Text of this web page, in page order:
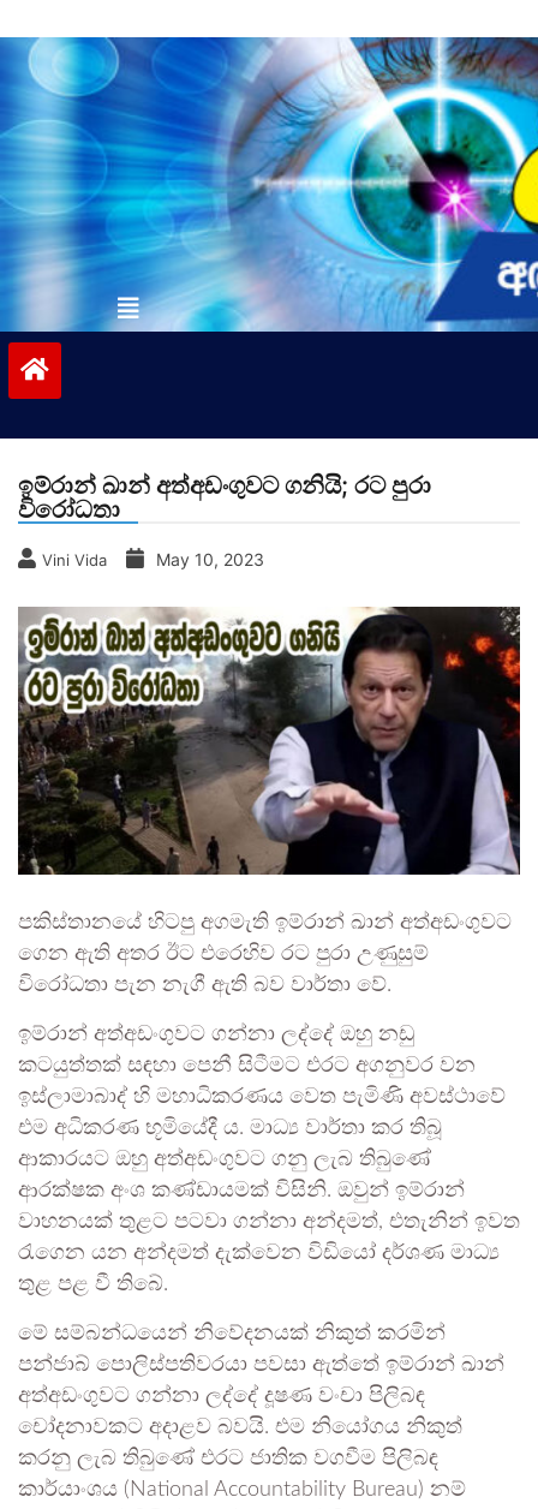
to
contentvinivida.lk
ඉම්රාන් ඛාන් අත්අඩංගුවට ගනියි; රට පුරා
විරෝධතා
Vini Vida May 10, 2023
පකිස්තානයේ හිටපු අගමැති ඉම්රාන් ඛාන් අත්අඩංගුවට
ගෙන ඇති අතර ඊට එරෙහිව රට පුරා උණුසුම්
විරෝධතා පැන නැගී ඇති බව වාර්තා වේ.
ඉම්රාන් අත්අඩංගුවට ගන්නා ලද්දේ ඔහු නඩු
කටයුත්තක් සඳහා පෙනී සිටීමට එරට අගනුවර වන
ඉස්ලාමාබාද් හි මහාධිකරණය වෙත පැමිණි අවස්ථාවේ
එම අධිකරණ භූමියේදී ය. මාධ්‍ය වාර්තා කර තිබූ
ආකාරයට ඔහු අත්අඩංගුවට ගනු ලැබ තිබුණේ
ආරක්ෂක අංශ කණ්ඩායමක් විසිනි. ඔවුන් ඉම්රාන්
වාහනයක් තුළට පටවා ගන්නා අන්දමත්, එතැනින් ඉවත
රැගෙන යන අන්දමත් දැක්වෙන විඩියෝ දර්ශණ මාධ්‍ය
තුළ පළ වී තිබේ.
මේ සම්බන්ධයෙන් නිවේදනයක් නිකුත් කරමින්
පන්ජාබ් පොලිස්පතිවරයා පවසා ඇත්තේ ඉම්රාන් ඛාන්
අත්අඩංගුවට ගන්නා ලද්දේ දූෂණ වංචා පිලිබඳ
චෝදනාවකට අදාළව බවයි. එම නියෝගය නිකුත්
කරනු ලැබ තිබුණේ එරට ජාතික වගවීම පිලිබඳ
කාර්යාංශය (National Accountability Bureau) නම්